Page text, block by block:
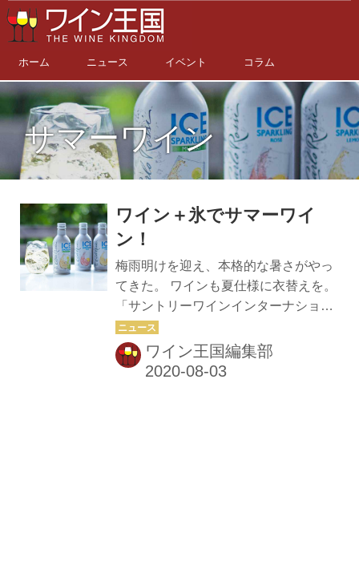
ホーム ニュース イベント コラム
サマーワイン
ワイン＋氷でサマーワイ
ン！
梅雨明けを迎え、本格的な暑さがやっ
てきた。 ワインも夏仕様に衣替えを。
「サントリーワインインターナショナ
ル」から発売されている「サマーワイ
ン」を飲んで暑さを吹き飛ばそう！ サ
ントリーワインインターナショナルは
ワイン王国編集部